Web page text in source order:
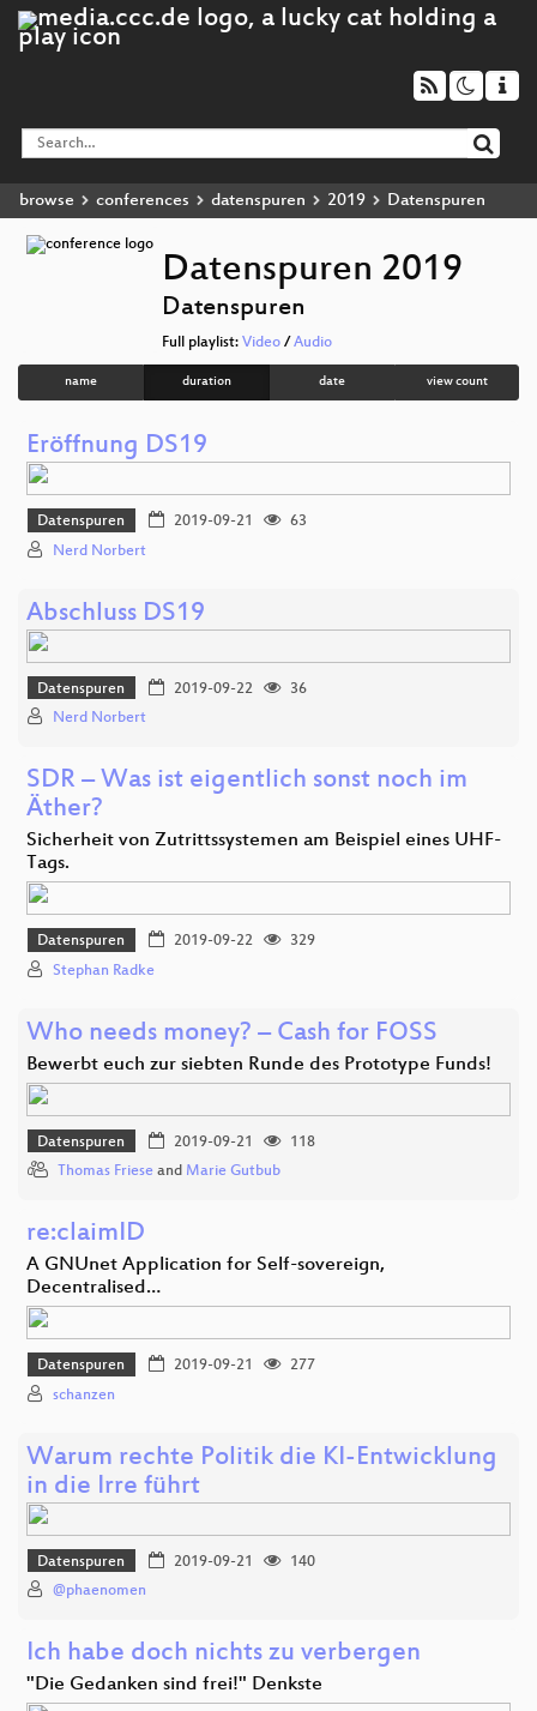
browse conferences datenspuren 2019 Datenspuren
Datenspuren 2019
Datenspuren
Full playlist: Video / Audio
name duration date view count
Eröffnung DS19
Datenspuren 2019-09-21
63
Nerd Norbert
Abschluss DS19
Datenspuren 2019-09-22
36
Nerd Norbert
SDR – Was ist eigentlich sonst noch im
Äther?
Sicherheit von Zutrittssystemen am Beispiel eines UHF-
Tags.
Datenspuren 2019-09-22
329
Stephan Radke
Who needs money? – Cash for FOSS
Bewerbt euch zur siebten Runde des Prototype Funds!
Datenspuren 2019-09-21
118
Thomas Friese and Marie Gutbub
re:claimID
A GNUnet Application for Self-sovereign,
Decentralised…
Datenspuren 2019-09-21
277
schanzen
Warum rechte Politik die KI-Entwicklung
in die Irre führt
Datenspuren 2019-09-21
140
@phaenomen
Ich habe doch nichts zu verbergen
"Die Gedanken sind frei!" Denkste